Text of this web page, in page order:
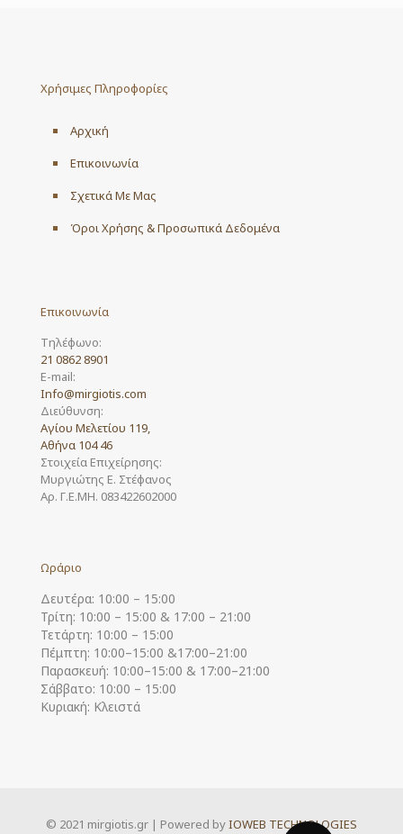
Χρήσιμες Πληροφορίες
Αρχική
Επικοινωνία
Σχετικά Με Μας
Όροι Χρήσης & Προσωπικά Δεδομένα
Επικοινωνία
Τηλέφωνο:
21 0862 8901
E-mail:
Info@mirgiotis.com
Διεύθυνση:
Αγίου Μελετίου 119,
Αθήνα 104 46
Στοιχεία Επιχείρησης:
Μυργιώτης Ε. Στέφανος
Αρ. Γ.Ε.ΜΗ. 083422602000
Ωράριο
Δευτέρα: 10:00 – 15:00
Τρίτη: 10:00 – 15:00 & 17:00 – 21:00
Τετάρτη: 10:00 – 15:00
Πέμπτη: 10:00–15:00 &17:00–21:00
Παρασκευή: 10:00–15:00 & 17:00–21:00
Σάββατο: 10:00 – 15:00
Κυριακή: Κλειστά
© 2021 mirgiotis.gr | Powered byIOWEB TECHNOLOGIES